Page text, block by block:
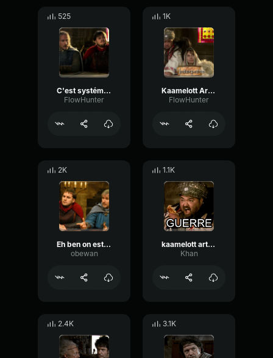
525
C'est systématiquement débile mais inattendu
FlowHunter
1K
Kaamelott Arthur ! C'est la guerre !
FlowHunter
2K
Eh ben on est tombé sur des sacrés pros - Perceval et Karadoc
obewan
1.1K
kaamelott arthur ! c'est la guerre !
Khan
2.4K 3.1K